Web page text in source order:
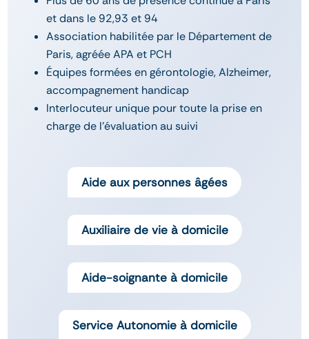
et dans le 92,93 et 94
Association habilitée par le Département de
Paris, agréée APA et PCH
Équipes formées en gérontologie, Alzheimer,
accompagnement handicap
Interlocuteur unique pour toute la prise en
charge de l'évaluation au suivi
Aide aux personnes âgées
Auxiliaire de vie à domicile
Aide-soignante à domicile
Service Autonomie à domicile